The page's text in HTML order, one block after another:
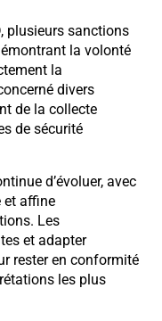
plusieurs sanctions
la volonté
la
divers
de la collecte
de sécurité
d’évoluer, avec
et affine
Les
et adapter
rester en conformité
les plus